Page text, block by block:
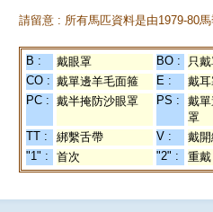
請留意 : 所有馬匹資料是由1979-80
B : 戴眼罩 BO : 只
CO : 戴單邊羊毛面箍 E : 戴
PC : 戴半掩防沙眼罩 PS :
戴
罩
TT : 綁繫舌帶 V : 戴
"1" :
首次 "2" : 重戴